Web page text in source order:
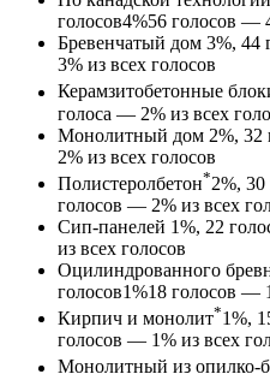
голосов4%56 голосов —
Бревенчатый дом 3%, 44
3% из всех голосов
Керамзитобетонные
голоса — 2% из всех
Монолитный дом 2%, 32
2% из всех голосов
Полистеролбетон*2%, 30
голосов — 2% из всех
Сип-панелей 1%, 22
из всех голосов
Оцилиндрованного
голосов1%18 голосов —
Кирпич и монолит*1%,
голосов — 1% из всех
Монолитный из опилко-